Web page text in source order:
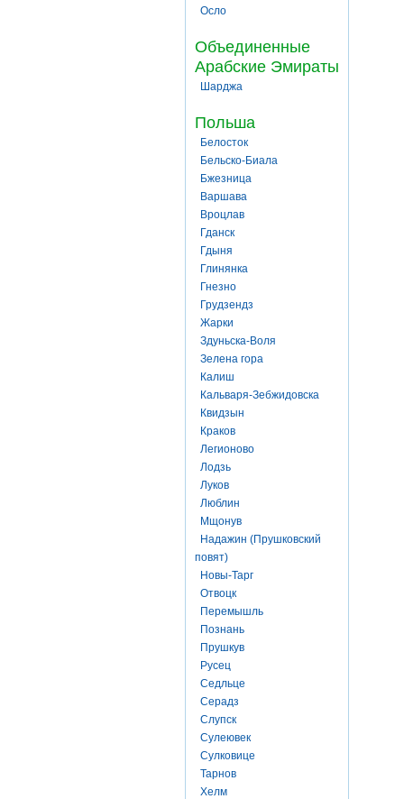
Осло
Объединенные
Арабские Эмираты
Шарджа
Польша
Белосток
Бельско-Биала
Бжезница
Варшава
Вроцлав
Гданск
Гдыня
Глинянка
Гнезно
Грудзендз
Жарки
Здуньска-Воля
Зелена гора
Калиш
Кальваря-Зебжидовска
Квидзын
Краков
Легионово
Лодзь
Луков
Люблин
Мщонув
Надажин (Прушковский
повят)
Новы-Тарг
Отвоцк
Перемышль
Познань
Прушкув
Русец
Седльце
Серадз
Слупск
Сулеювек
Сулковице
Тарнов
Хелм